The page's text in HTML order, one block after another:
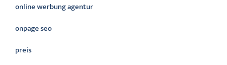
online werbung agentur
onpage seo
preis